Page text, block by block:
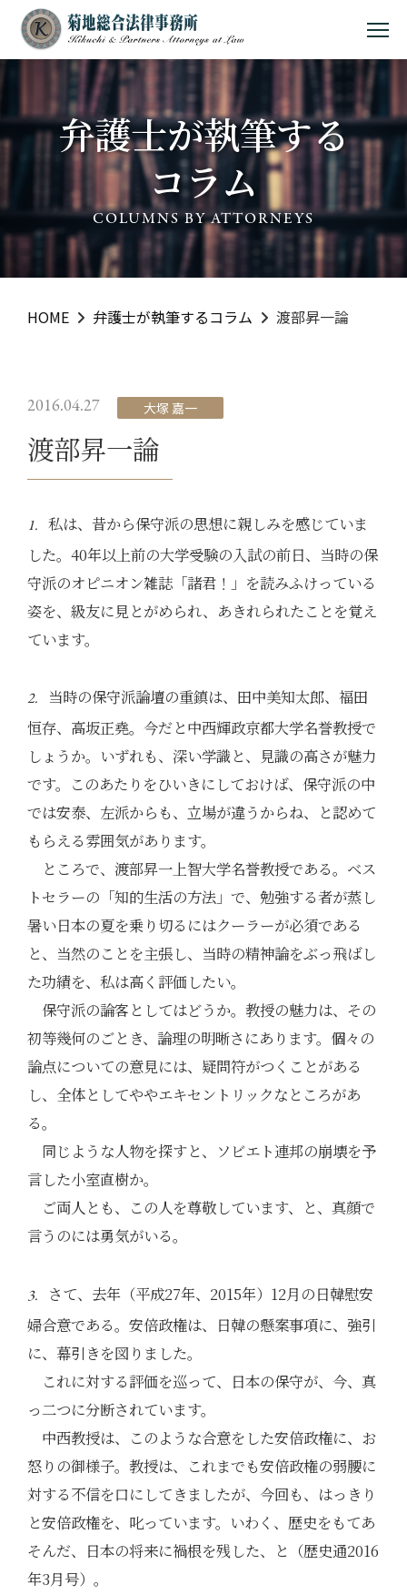
MENU
弁護士が執筆する
コラム
COLUMNS BY ATTORNEYS
HOME 弁護士が執筆するコラム 渡部昇一論
2016.04.27 大塚 嘉一
渡部昇一論
1. 私は、昔から保守派の思想に親しみを感じていま
した。40年以上前の大学受験の入試の前日、当時の保
守派のオピニオン雑誌「諸君！」を読みふけっている
姿を、級友に見とがめられ、あきれられたことを覚え
ています。
2.
当時の保守派論壇の重鎮は、田中美知太郎、福田
恒存、高坂正堯。今だと中西輝政京都大学名誉教授で
しょうか。いずれも、深い学識と、見識の高さが魅力
です。このあたりをひいきにしておけば、保守派の中
では安泰、左派からも、立場が違うからね、と認めて
もらえる雰囲気があります。
ところで、渡部昇一上智大学名誉教授である。ベス
トセラーの「知的生活の方法」で、勉強する者が蒸し
暑い日本の夏を乗り切るにはクーラーが必須である
と、当然のことを主張し、当時の精神論をぶっ飛ばし
た功績を、私は高く評価したい。
保守派の論客としてはどうか。教授の魅力は、その
初等幾何のごとき、論理の明晰さにあります。個々の
論点についての意見には、疑問符がつくことがある
し、全体としてややエキセントリックなところがあ
る。
同じような人物を探すと、ソビエト連邦の崩壊を予
言した小室直樹か。
ご両人とも、この人を尊敬しています、と、真顔で
言うのには勇気がいる。
3.
さて、去年（平成27年、2015年）12月の日韓慰安
婦合意である。安倍政権は、日韓の懸案事項に、強引
に、幕引きを図りました。
これに対する評価を巡って、日本の保守が、今、真
っ二つに分断されています。
中西教授は、このような合意をした安倍政権に、お
怒りの御様子。教授は、これまでも安倍政権の弱腰に
対する不信を口にしてきましたが、今回も、はっきり
と安倍政権を、叱っています。いわく、歴史をもてあ
そんだ、日本の将来に禍根を残した、と（歴史通2016
年3月号）。